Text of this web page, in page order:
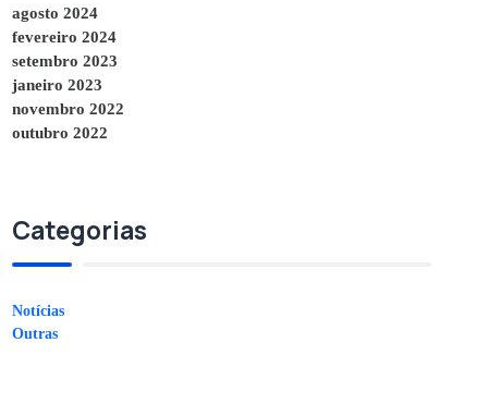
agosto 2024
fevereiro 2024
setembro 2023
janeiro 2023
novembro 2022
outubro 2022
Categorias
Notícias
Outras